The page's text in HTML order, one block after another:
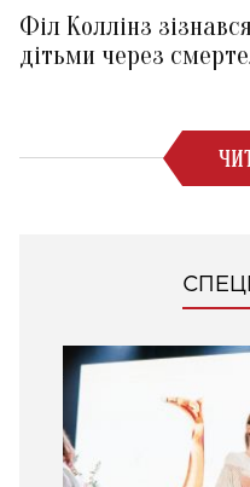
Філ Коллінз
дітьми через